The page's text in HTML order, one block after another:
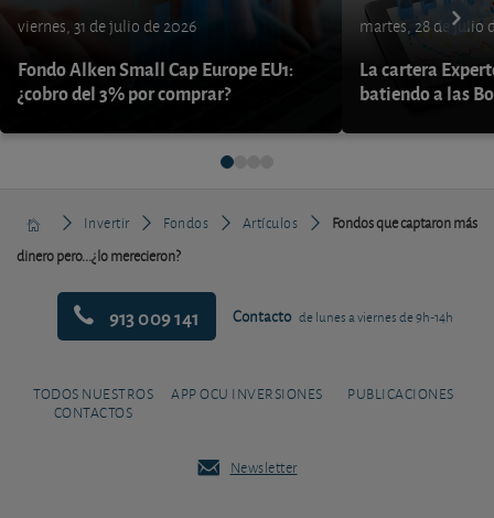
viernes, 31 de julio de 2026
Fondo Alken Small Cap Europe EU1:
¿cobro del 3% por comprar?
martes, 28 de julio
La cartera
batiendo a las
Invertir Fondos Artículos
Fondos que captaron más
dinero pero...¿lo merecieron?
913 009 141 Contacto de lunes a viernes de 9h-14h
TODOS NUESTROS
CONTACTOS
APP OCU INVERSIONES PUBLICACIONES
Newsletter